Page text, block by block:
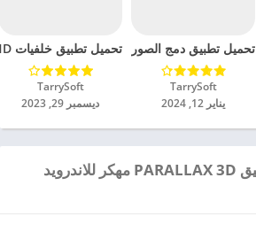
تحميل تطبيق دمج الصور مهكر للاندرويد 2024
TarrySoft‏
يناير 12, 2024
تحميل تطبيق خلفيات Full HD – صور 4K مهكر للاندرويد 2024
TarrySoft‏
ديسمبر 29, 2023
العلامات لـ تحميل تطبيق PARALLAX 3D مهكر للاندرويد